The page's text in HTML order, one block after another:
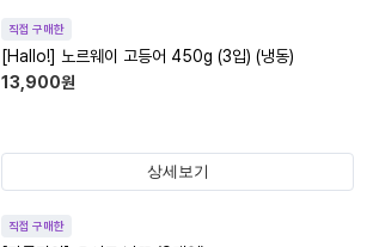
직접 구매한
[Hallo!] 노르웨이 고등어 450g (3입) (냉동)
13,900원
상세보기
직접 구매한